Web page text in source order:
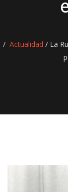
Actualidad /La